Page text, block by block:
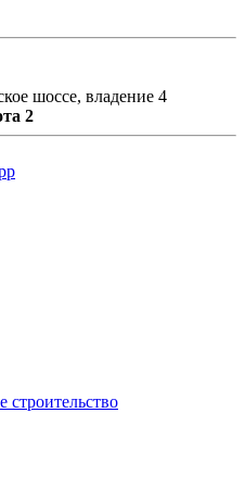
шоссе, владение 4
2
строительство